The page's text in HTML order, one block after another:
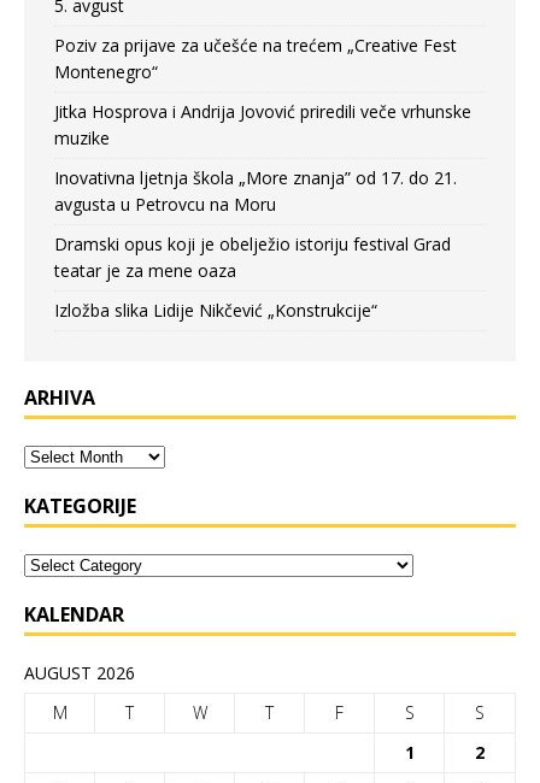
5. avgust
Poziv za prijave za učešće na trećem „Creative Fest
Montenegro“
Jitka Hosprova i Andrija Jovović priredili veče vrhunske
muzike
Inovativna ljetnja škola „More znanja” od 17. do 21.
avgusta u Petrovcu na Moru
Dramski opus koji je obelježio istoriju festival Grad
teatar je za mene oaza
Izložba slika Lidije Nikčević „Konstrukcije“
ARHIVA
KATEGORIJE
KALENDAR
AUGUST 2026
M
T W T F S
S
1
2